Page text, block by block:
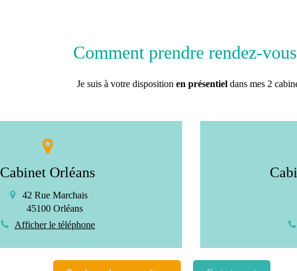
Comment prendre rendez-
Je suis à votre disposition en présentiel dans mes 2
Cabinet Orléans
42 Rue Marchais
45100 Orléans
Afficher le téléphone